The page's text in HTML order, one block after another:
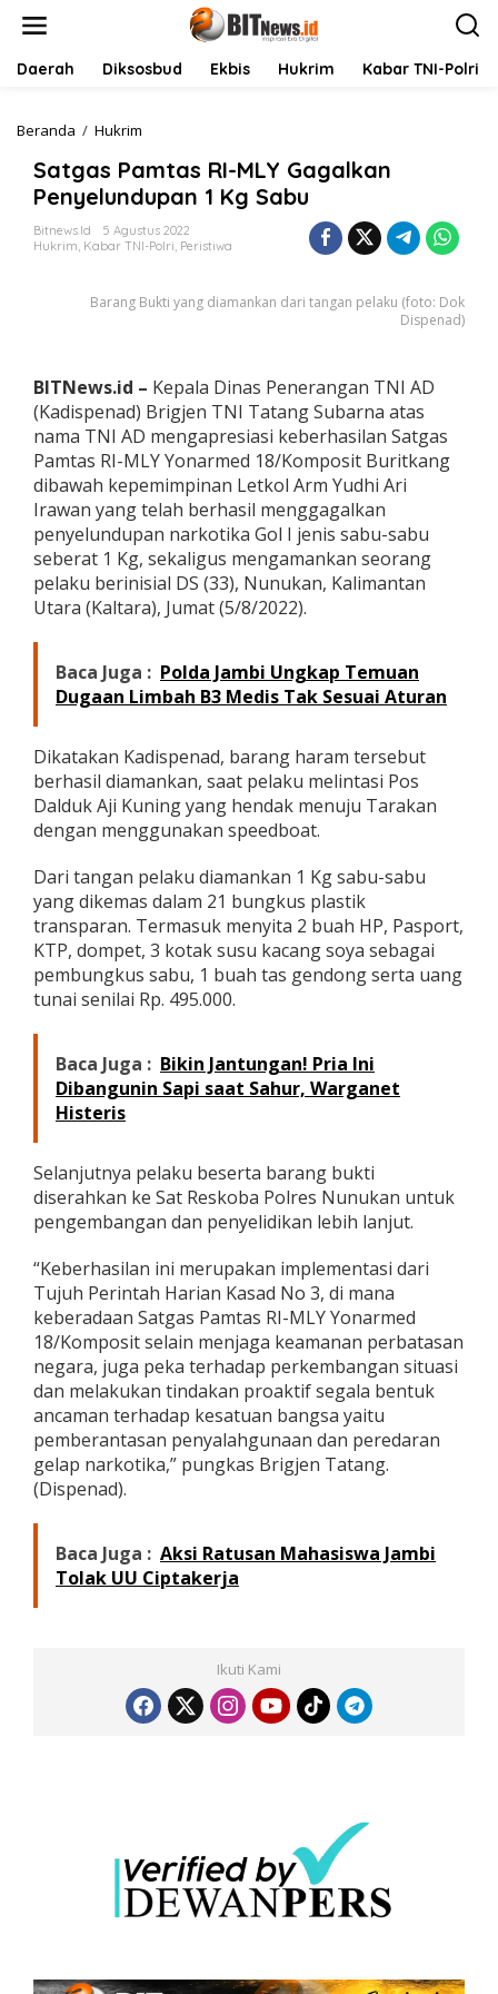
Daerah Diksosbud Ekbis Hukrim Kabar TNI-Polri
Beranda / Hukrim
t
g
a
s
P
t
I
M
L
Y
G
a
g
a
k
a
e
n
y
l
n
d
u
a
1
K
g
S
a
b
Satgas Pamtas RI-MLY Gagalkan
Penyelundupan 1 Kg Sabu
Bitnews.id
5 Agustus 2022
Hukrim, Kabar TNI-Polri, Peristiwa
Barang Bukti yang diamankan dari tangan pelaku (foto: Dok
Dispenad)
BITNews.id – Kepala Dinas Penerangan TNI AD
(Kadispenad) Brigjen TNI Tatang Subarna atas
nama TNI AD mengapresiasi keberhasilan Satgas
Pamtas RI-MLY Yonarmed 18/Komposit Buritkang
dibawah kepemimpinan Letkol Arm Yudhi Ari
Irawan yang telah berhasil menggagalkan
penyelundupan narkotika Gol I jenis sabu-sabu
seberat 1 Kg, sekaligus mengamankan seorang
pelaku berinisial DS (33), Nunukan, Kalimantan
Utara (Kaltara), Jumat (5/8/2022).
Baca Juga : Polda Jambi Ungkap Temuan
Dugaan Limbah B3 Medis Tak Sesuai Aturan
Dikatakan Kadispenad, barang haram tersebut
berhasil diamankan, saat pelaku melintasi Pos
Dalduk Aji Kuning yang hendak menuju Tarakan
dengan menggunakan speedboat.
Dari tangan pelaku diamankan 1 Kg sabu-sabu
yang dikemas dalam 21 bungkus plastik
transparan. Termasuk menyita 2 buah HP, Pasport,
KTP, dompet, 3 kotak susu kacang soya sebagai
pembungkus sabu, 1 buah tas gendong serta uang
tunai senilai Rp. 495.000.
Baca Juga : Bikin Jantungan! Pria Ini
Dibangunin Sapi saat Sahur, Warganet
Histeris
Selanjutnya pelaku beserta barang bukti
diserahkan ke Sat Reskoba Polres Nunukan untuk
pengembangan dan penyelidikan lebih lanjut.
“Keberhasilan ini merupakan implementasi dari
Tujuh Perintah Harian Kasad No 3, di mana
keberadaan Satgas Pamtas RI-MLY Yonarmed
18/Komposit selain menjaga keamanan perbatasan
negara, juga peka terhadap perkembangan situasi
dan melakukan tindakan proaktif segala bentuk
ancaman terhadap kesatuan bangsa yaitu
pemberantasan penyalahgunaan dan peredaran
gelap narkotika,” pungkas Brigjen Tatang.
(Dispenad).
Baca Juga : Aksi Ratusan Mahasiswa Jambi
Tolak UU Ciptakerja
Ikuti Kami